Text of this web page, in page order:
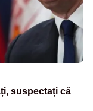
suspectați că